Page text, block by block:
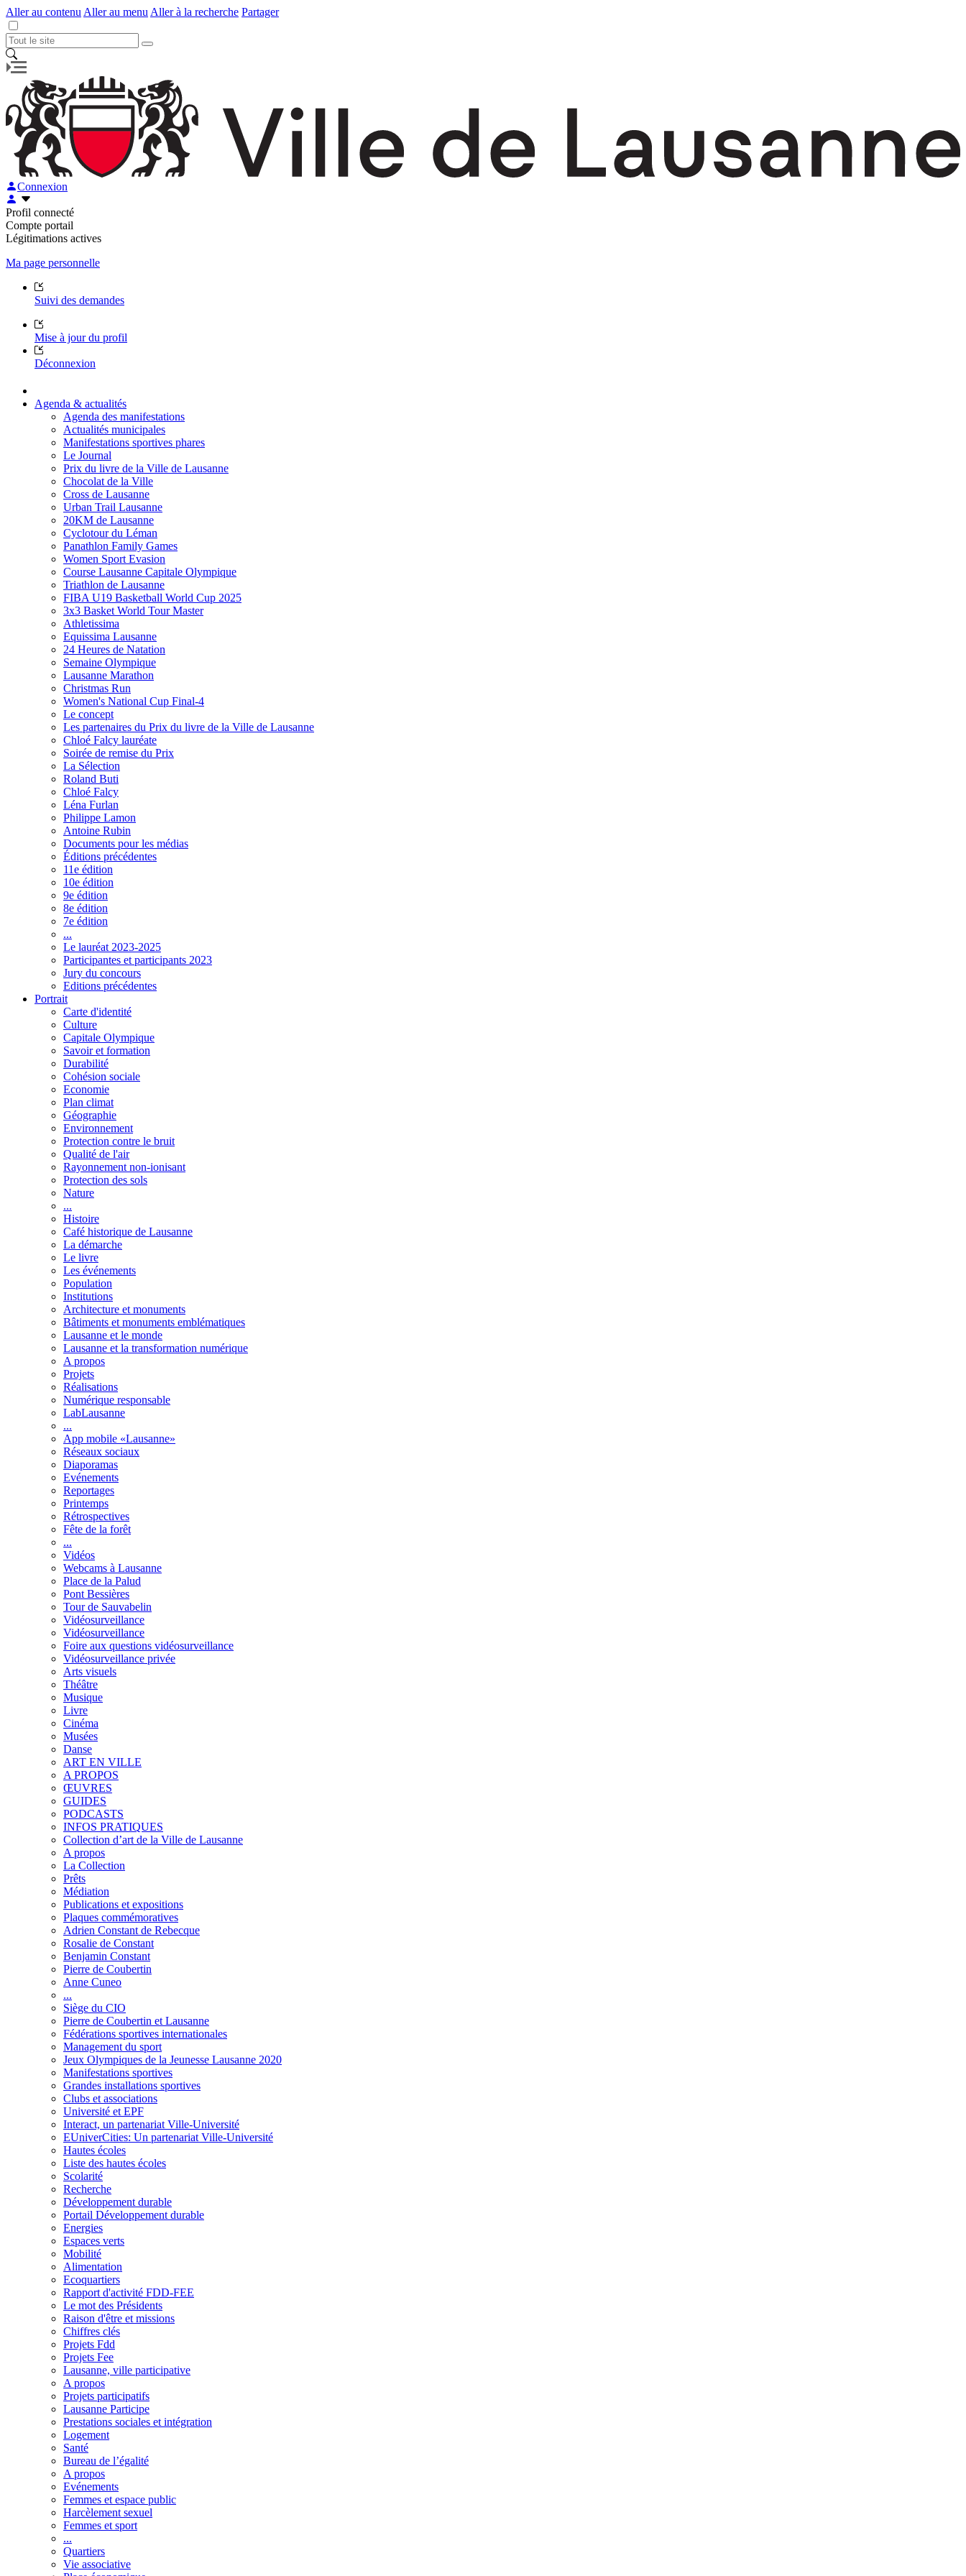
Aller au contenu Aller au menu Aller à la recherche Partager
Connexion
Profil connecté
Compte portail
Légitimations actives
Ma page personnelle
Suivi des demandes
Mise à jour du profil
Déconnexion
Agenda & actualités
Agenda des manifestations
Actualités municipales
Manifestations sportives phares
Le Journal
Prix du livre de la Ville de Lausanne
Chocolat de la Ville
Cross de Lausanne
Urban Trail Lausanne
20KM de Lausanne
Cyclotour du Léman
Panathlon Family Games
Women Sport Evasion
Course Lausanne Capitale Olympique
Triathlon de Lausanne
FIBA U19 Basketball World Cup 2025
3x3 Basket World Tour Master
Athletissima
Equissima Lausanne
24 Heures de Natation
Semaine Olympique
Lausanne Marathon
Christmas Run
Women's National Cup Final-4
Le concept
Les partenaires du Prix du livre de la Ville de Lausanne
Chloé Falcy lauréate
Soirée de remise du Prix
La Sélection
Roland Buti
Chloé Falcy
Léna Furlan
Philippe Lamon
Antoine Rubin
Documents pour les médias
Éditions précédentes
11e édition
10e édition
9e édition
8e édition
7e édition
...
Le lauréat 2023-2025
Participantes et participants 2023
Jury du concours
Editions précédentes
Portrait
Carte d'identité
Culture
Capitale Olympique
Savoir et formation
Durabilité
Cohésion sociale
Economie
Plan climat
Géographie
Environnement
Protection contre le bruit
Qualité de l'air
Rayonnement non-ionisant
Protection des sols
Nature
...
Histoire
Café historique de Lausanne
La démarche
Le livre
Les événements
Population
Institutions
Architecture et monuments
Bâtiments et monuments emblématiques
Lausanne et le monde
Lausanne et la transformation numérique
A propos
Projets
Réalisations
Numérique responsable
LabLausanne
...
App mobile «Lausanne»
Réseaux sociaux
Diaporamas
Evénements
Reportages
Printemps
Rétrospectives
Fête de la forêt
...
Vidéos
Webcams à Lausanne
Place de la Palud
Pont Bessières
Tour de Sauvabelin
Vidéosurveillance
Vidéosurveillance
Foire aux questions vidéosurveillance
Vidéosurveillance privée
Arts visuels
Théâtre
Musique
Livre
Cinéma
Musées
Danse
ART EN VILLE
A PROPOS
ŒUVRES
GUIDES
PODCASTS
INFOS PRATIQUES
Collection d’art de la Ville de Lausanne
A propos
La Collection
Prêts
Médiation
Publications et expositions
Plaques commémoratives
Adrien Constant de Rebecque
Rosalie de Constant
Benjamin Constant
Pierre de Coubertin
Anne Cuneo
...
Siège du CIO
Pierre de Coubertin et Lausanne
Fédérations sportives internationales
Management du sport
Jeux Olympiques de la Jeunesse Lausanne 2020
Manifestations sportives
Grandes installations sportives
Clubs et associations
Université et EPF
Interact, un partenariat Ville-Université
EUniverCities: Un partenariat Ville-Université
Hautes écoles
Liste des hautes écoles
Scolarité
Recherche
Développement durable
Portail Développement durable
Energies
Espaces verts
Mobilité
Alimentation
Ecoquartiers
Rapport d'activité FDD-FEE
Le mot des Présidents
Raison d'être et missions
Chiffres clés
Projets Fdd
Projets Fee
Lausanne, ville participative
A propos
Projets participatifs
Lausanne Participe
Prestations sociales et intégration
Logement
Santé
Bureau de l’égalité
A propos
Evénements
Femmes et espace public
Harcèlement sexuel
Femmes et sport
...
Quartiers
Vie associative